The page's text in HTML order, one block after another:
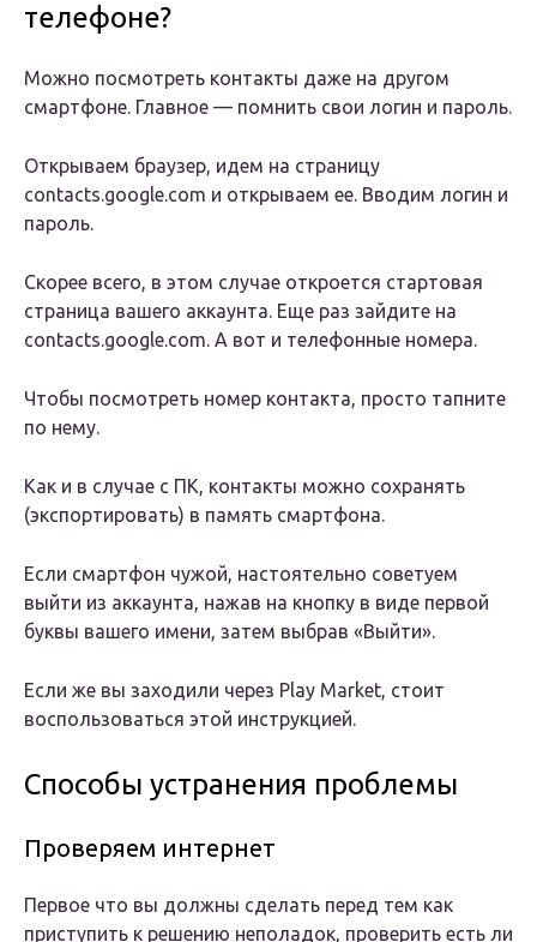
телефоне?
Можно посмотреть контакты даже на другом
смартфоне. Главное — помнить свои логин и пароль.
Открываем браузер, идем на страницу
contacts.google.com и открываем ее. Вводим логин и
пароль.
Скорее всего, в этом случае откроется стартовая
страница вашего аккаунта. Еще раз зайдите на
contacts.google.com. А вот и телефонные номера.
Чтобы посмотреть номер контакта, просто тапните
по нему.
Как и в случае с ПК, контакты можно сохранять
(экспортировать) в память смартфона.
Если смартфон чужой, настоятельно советуем
выйти из аккаунта, нажав на кнопку в виде первой
буквы вашего имени, затем выбрав «Выйти».
Если же вы заходили через Play Market, стоит
воспользоваться этой инструкцией.
Способы устранения проблемы
Проверяем интернет
Первое что вы должны сделать перед тем как
приступить к решению неполадок, проверить есть ли